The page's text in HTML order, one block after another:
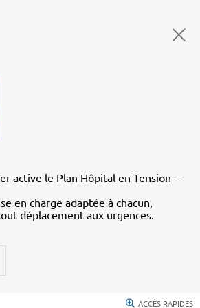
active le Plan Hôpital en Tension –
en charge adaptée à chacun,
déplacement aux urgences.
ACCÈS RAPIDES